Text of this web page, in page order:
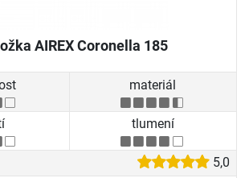
AIREX Coronella 185
materiál
tlumení
5,0